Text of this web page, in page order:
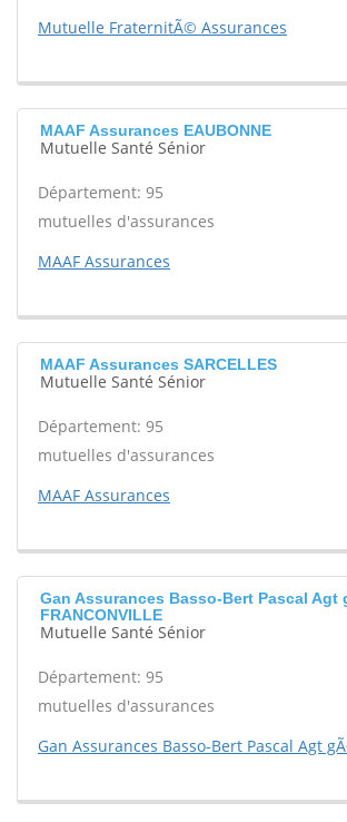
Mutuelle FraternitÃ© Assurances
MAAF Assurances EAUBONNE
Mutuelle Santé Sénior
Département: 95
mutuelles d'assurances
MAAF Assurances
MAAF Assurances SARCELLES
Mutuelle Santé Sénior
Département: 95
mutuelles d'assurances
MAAF Assurances
Gan Assurances Basso-Bert Pascal Agt
FRANCONVILLE
Mutuelle Santé Sénior
Département: 95
mutuelles d'assurances
Gan Assurances Basso-Bert Pascal Agt